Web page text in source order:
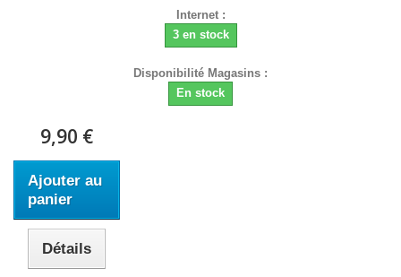
Internet :
3 en stock
Disponibilité Magasins :
En stock
9,90 €
Ajouter au
panier
Détails